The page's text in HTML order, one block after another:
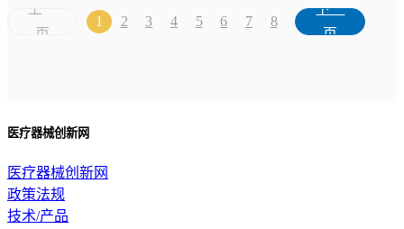
上一
页
1 2 3 4 5 6 7 8
下一
页
医疗器械创新网
医疗器械创新网
政策法规
技术/产品